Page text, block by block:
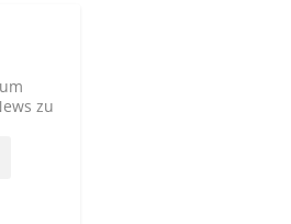
zu